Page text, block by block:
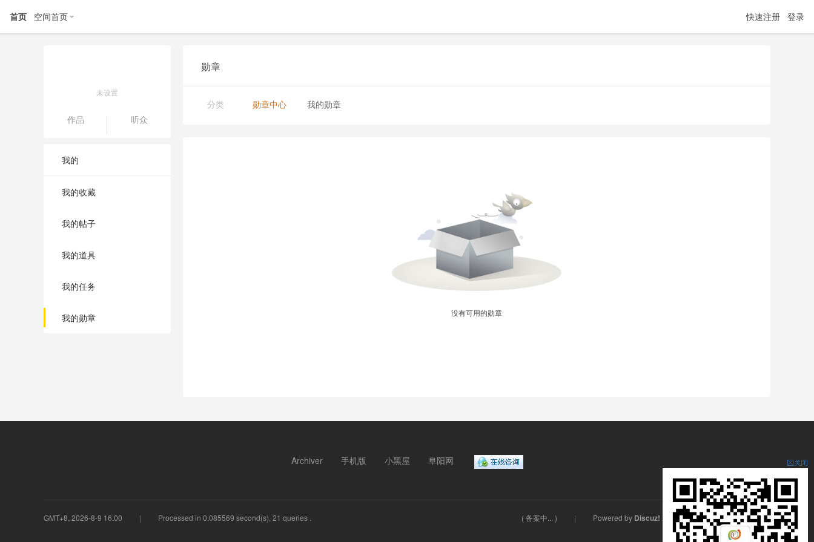
快速注册 登录
首页 空间首页
未设置
作品 听众
我的
我的收藏
我的帖子
我的道具
我的任务
我的勋章
勋章
分类 勋章中心 我的勋章
没有可用的勋章
Archiver 手机版 小黑屋 阜阳网
GMT+8, 2026-8-9 16:00 Processed in 0.085569 second(s), 21 queries . (备案中... ) Powered by Discuz! X3.5 © 2001-2026 Discuz! Team.